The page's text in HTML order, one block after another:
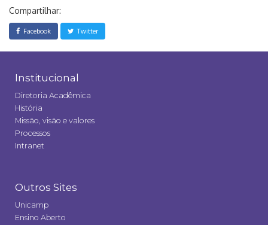
Compartilhar:
Facebook Twitter
Institucional
Diretoria Acadêmica
História
Missão, visão e valores
Processos
Intranet
Outros Sites
Unicamp
Ensino Aberto